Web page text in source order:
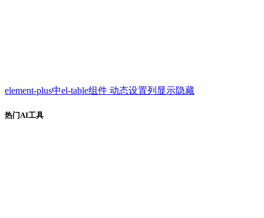
element-plus中el-table组件 动态设置列显示隐藏
热门AI工具